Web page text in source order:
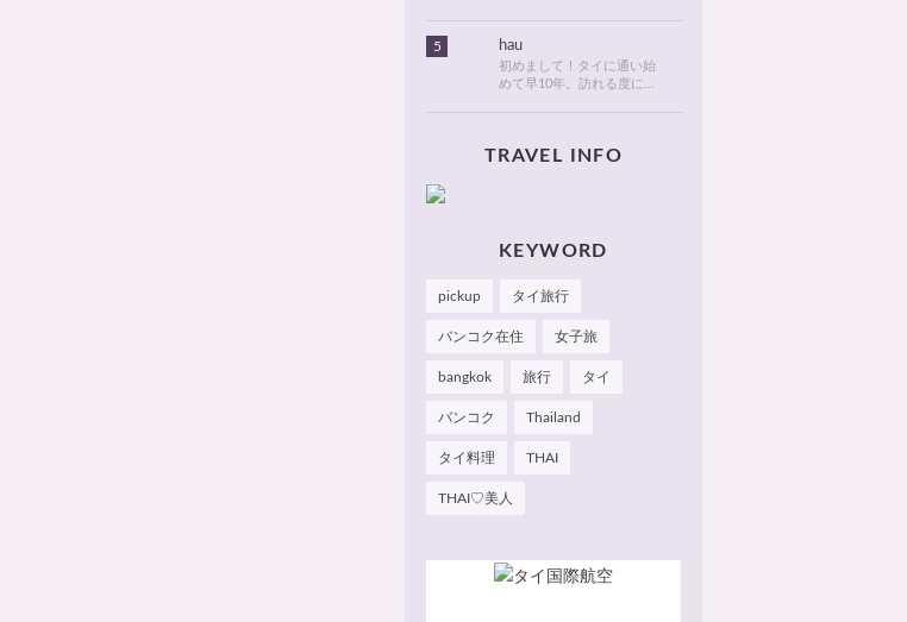
5 hau
初めまして！タイに通い始
めて早10年。訪れる度に変
店・おしゃれなカフェやレ
たら嬉しいです 🙂 📌
Instagram Hau's Style
TRAVEL INFO
KEYWORD
pickup タイ旅行
バンコク在住 女子旅
bangkok 旅行 タイ
バンコク Thailand
タイ料理 THAI
THAI♡美人